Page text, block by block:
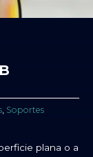
, Soportes
plana o a